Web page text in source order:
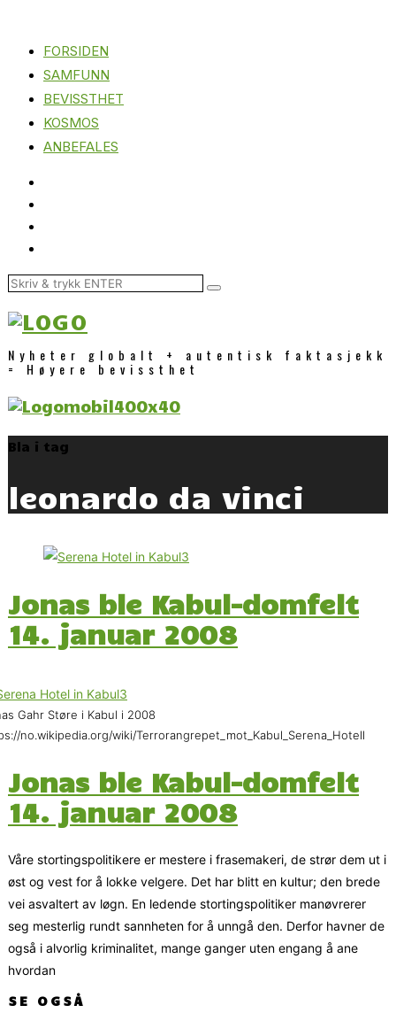
FORSIDEN
SAMFUNN
BEVISSTHET
KOSMOS
ANBEFALES
Nyheter globalt + autentisk faktasjekk
= Høyere bevissthet
Bla i tag
leonardo da vinci
Jonas ble Kabul-domfelt
14. januar 2008
Gahr Støre i Kabul i 2008
no.wikipedia.org/wiki/Terrorangrepet_mot_Kabul_Serena_Hotell
Jonas ble Kabul-domfelt
14. januar 2008
Våre stortingspolitikere er mestere i frasemakeri, de strør dem ut i
øst og vest for å lokke velgere. Det har blitt en kultur; den brede
vei asvaltert av løgn. En ledende stortingspolitiker manøvrerer
seg mesterlig rundt sannheten for å unngå den. Derfor havner de
også i alvorlig kriminalitet, mange ganger uten engang å ane
hvordan
SE OGSÅ